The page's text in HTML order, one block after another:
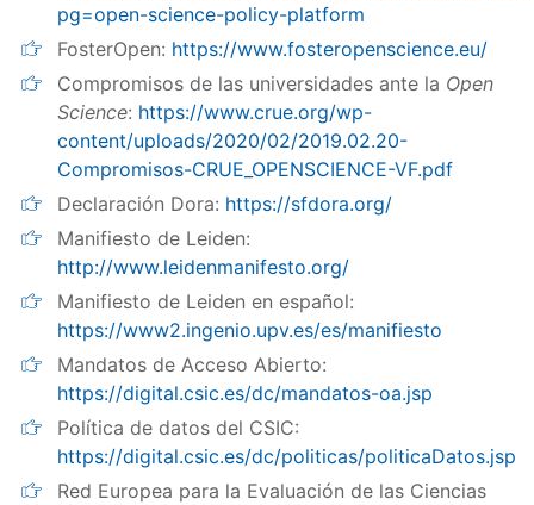
pg=open-science-policy-platform
FosterOpen: https://www.fosteropenscience.eu/
Compromisos de las universidades ante la Open
Science: https://www.crue.org/wp-
content/uploads/2020/02/2019.02.20-
Compromisos-CRUE_OPENSCIENCE-VF.pdf
Declaración Dora: https://sfdora.org/
Manifiesto de Leiden:
http://www.leidenmanifesto.org/
Manifiesto de Leiden en español:
https://www2.ingenio.upv.es/es/manifiesto
Mandatos de Acceso Abierto:
https://digital.csic.es/dc/mandatos-oa.jsp
Política de datos del CSIC:
https://digital.csic.es/dc/politicas/politicaDatos.jsp
Red Europea para la Evaluación de las Ciencias